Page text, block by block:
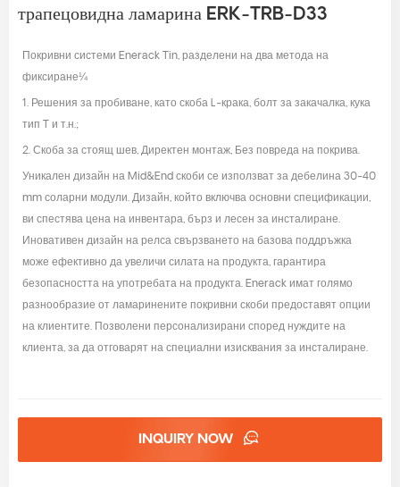
трапецовидна ламарина ERK-TRB-D33
Покривни системи Enerack Tin, разделени на два метода на
фиксиране¼
1. Решения за пробиване, като скоба L-крака, болт за закачалка, кука
тип T и т.н.;
2. Скоба за стоящ шев, Директен монтаж, Без повреда на покрива.
Уникален дизайн на Mid&End скоби се използват за дебелина 30-40
mm соларни модули. Дизайн, който включва основни спецификации,
ви спестява цена на инвентара, бърз и лесен за инсталиране.
Иновативен дизайн на релса свързването на базова поддръжка
може ефективно да увеличи силата на продукта, гарантира
безопасността на употребата на продукта. Enerack имат голямо
разнообразие от ламаринените покривни скоби предоставят опции
на клиентите. Позволени персонализирани според нуждите на
клиента, за да отговарят на специални изисквания за инсталиране.
INQUIRY NOW